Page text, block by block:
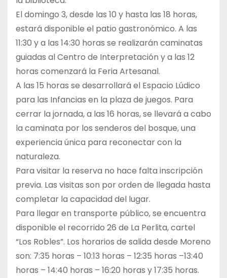
El domingo 3, desde las 10 y hasta las 18 horas,
estará disponible el patio gastronómico. A las
11:30 y a las 14:30 horas se realizarán caminatas
guiadas al Centro de Interpretación y a las 12
horas comenzará la Feria Artesanal.
A las 15 horas se desarrollará el Espacio Lúdico
para las Infancias en la plaza de juegos. Para
cerrar la jornada, a las 16 horas, se llevará a cabo
la caminata por los senderos del bosque, una
experiencia única para reconectar con la
naturaleza.
Para visitar la reserva no hace falta inscripción
previa. Las visitas son por orden de llegada hasta
completar la capacidad del lugar.
Para llegar en transporte público, se encuentra
disponible el recorrido 26 de La Perlita, cartel
“Los Robles”. Los horarios de salida desde Moreno
son: 7:35 horas – 10:13 horas – 12:35 horas –13:40
horas – 14:40 horas – 16:20 horas y 17:35 horas.